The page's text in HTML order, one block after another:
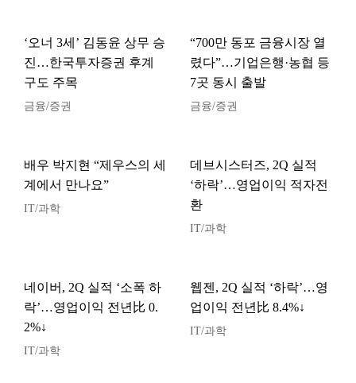
‘오너 3세’ 김동윤 상무 승
진…한국투자증권 후계
구도 주목
금융/증권
“700만 동포 금융시장 열
렸다”…기업은행·농협 등
7곳 동시 출발
금융/증권
배우 박지현 “제우스의 세
계에서 만나요”
IT/과학
데브시스터즈, 2Q 실적
‘하락’…영업이익 적자전
환
IT/과학
네이버, 2Q 실적 ‘소폭 하
락’…영업이익 전년比 0.
2%↓
IT/과학
웹젠, 2Q 실적 ‘하락’…영
업이익 전년比 8.4%↓
IT/과학